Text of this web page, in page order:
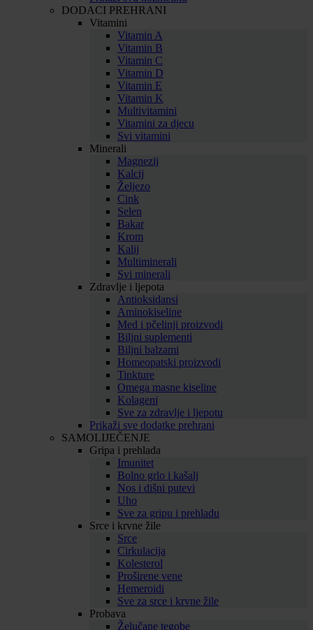
DODACI PREHRANI
Vitamini
Vitamin A
Vitamin B
Vitamin C
Vitamin D
Vitamin E
Vitamin K
Multivitamini
Vitamini za djecu
Svi vitamini
Minerali
Magnezij
Kalcij
Željezo
Cink
Selen
Bakar
Krom
Kalij
Multiminerali
Svi minerali
Zdravlje i ljepota
Antioksidansi
Aminokiseline
Med i pčelinji proizvodi
Biljni suplementi
Biljni balzami
Homeopatski proizvodi
Tinkture
Omega masne kiseline
Kolageni
Sve za zdravlje i ljepotu
Prikaži sve dodatke prehrani
SAMOLIJEČENJE
Gripa i prehlada
Imunitet
Bolno grlo i kašalj
Nos i dišni putevi
Uho
Sve za gripu i prehladu
Srce i krvne žile
Srce
Cirkulacija
Kolesterol
Proširene vene
Hemeroidi
Sve za srce i krvne žile
Probava
Želučane tegobe